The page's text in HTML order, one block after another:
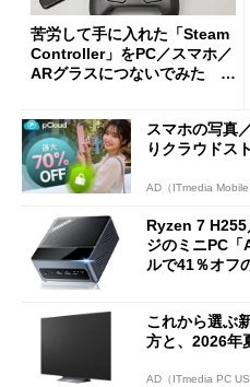
苦労して手に入れた「Steam
Controller」をPC／スマホ／
ARグラスにつないでみた ゲ
スマホの写真
りクラウドス
AD（ITmedia Mobile
Ryzen 7
ジのミニPC
ルで41％オフ
これから選ぶ
方と、2026年
AD（ITmedia PC